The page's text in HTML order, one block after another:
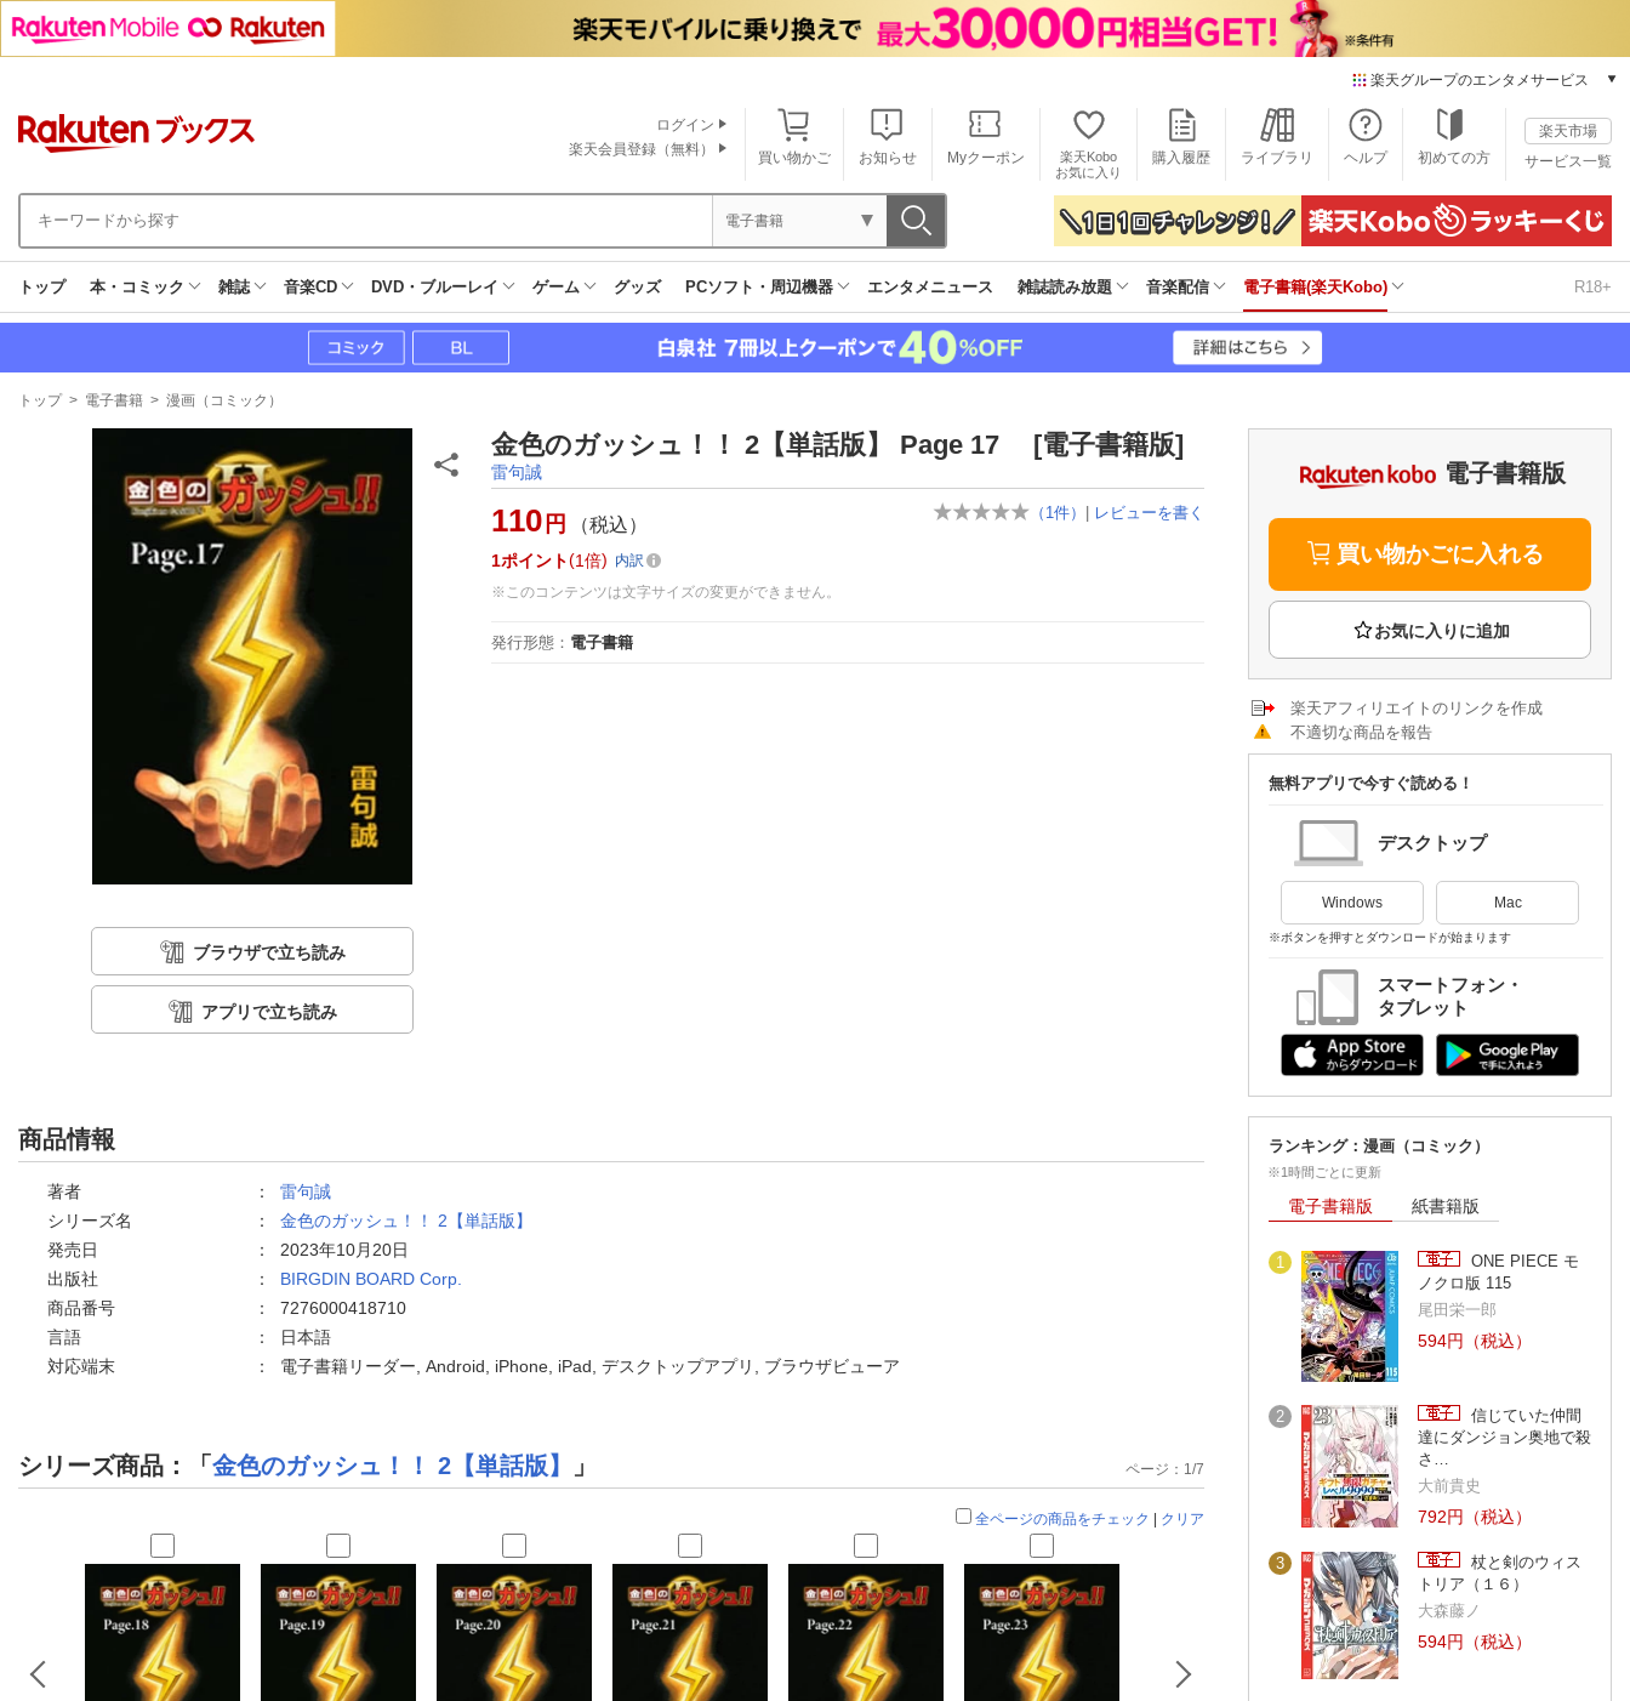
楽天グループのエンタメサービス
本/ゲーム/CD/DVD
楽天ブックス
電子書籍
楽天Kobo
雑誌読み放題
楽天ミュージック
楽天TV
Rakuten PLAY
無料テレビ
Rチャンネル
チケット
楽天チケット
推し楽
買い物かご お知らせ Myクーポン
楽天Kobo
お気に入り
購入履歴 ライブラリ ヘルプ 初めての方
楽天市場
サービス一覧
ログイン
楽天会員登録（無料）
電子書籍
トップ 本・コミック 雑誌 音楽CD DVD・ブルーレイ ゲーム グッズ PCソフト・周辺機器 エンタメニュース 雑誌読み放題 音楽配信 電子書籍(楽天Kobo) R18+
現
トップ > 電子書籍 > 漫画（コミック）
ブラウザで立ち読み
アプリで立ち読み
金色のガッシュ！！ 2【単話版】 Page 17 [電子書籍版]
雷句誠
（ 1件） レビューを書く
110 円 （税込）
1ポイント 1倍
内訳
※このコンテンツは文字サイズの変更ができません。
発行形態 ： 電子書籍
商品情報
著者 ： 雷句誠
シリーズ名
： 金色のガッシュ！！ 2【単話版】
発売日
： 2023年10月20日
出版社
： BIRGDIN BOARD Corp.
商品番号
： 7276000418710
言語
：
日本語
対応端末
： 電子書籍リーダー, Android, iPhone, iPad, デスクトップアプリ, ブラウザビューア
シリーズ商品：「 金色のガッシュ！！ 2【単話版】 」 ページ：1/7
全ページの商品をチェック クリア
電子書籍版
買い物かごに入れる
楽天アフィリエイトのリンクを作成
不適切な商品を報告
無料アプリで今すぐ読める！
デスクトップ
Windows Mac
※ボタンを押すとダウンロードが始まります
スマートフォン・
タブレット
ランキング：漫画（コミック）
※1時間ごとに更新
電子書籍版 紙書籍版
1
ONE PIECE モ
ノクロ版 115
尾田栄一郎
594円（税込）
2
信じていた仲間
達にダンジョン奥地で殺
さ…
大前貴史
792円（税込）
3
杖と剣のウィス
トリア（１６）
大森藤ノ
594円（税込）